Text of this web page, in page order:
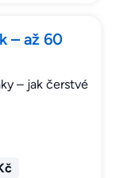
– až 60
– jak čerstvé